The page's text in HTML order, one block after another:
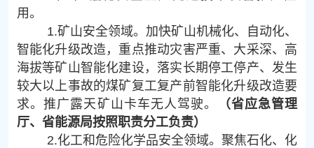
用。
1.矿山安全领域。加快矿山机械化、自动化、
智能化升级改造，重点推动灾害严重、大采深、高
海拔等矿山智能化建设，落实长期停工停产、发生
较大以上事故的煤矿复工复产前智能化升级改造要
求。推广露天矿山卡车无人驾驶。
（省应急管理
厅、省能源局按照职责分工负责）
2.化工和危险化学品安全领域。聚焦石化、化